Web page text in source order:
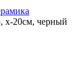
х-20см, черный